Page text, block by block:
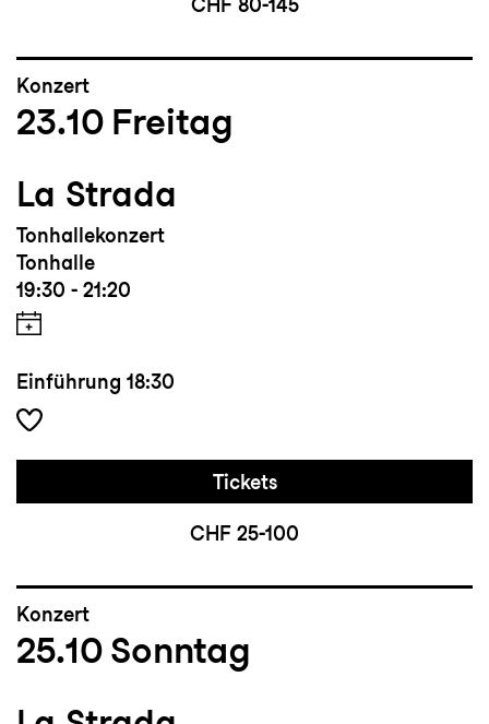
CHF 80-145
Konzert
23.10 Freitag
La Strada
Tonhallekonzert
Tonhalle
19:30 - 21:20
Einführung 18:30
Tickets
CHF 25-100
Konzert
25.10 Sonntag